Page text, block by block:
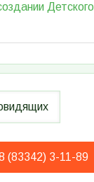
Детского
(83342) 3-11-89